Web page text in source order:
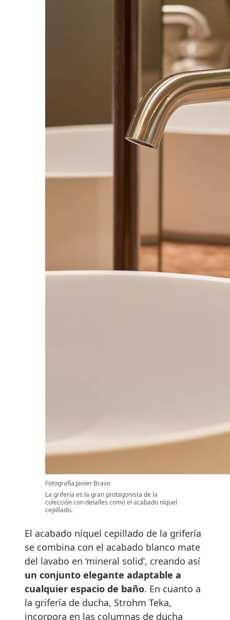
Fotografía:Javier Bravo
La grifería es la gran protagonista de la
colección con detalles como el acabado níquel
cepillado.
El acabado níquel cepillado de la grifería
se combina con el acabado blanco mate
del lavabo en ‘mineral solid’, creando así
un conjunto elegante adaptable a
cualquier espacio de baño. En cuanto a
la grifería de ducha, Strohm Teka,
incorpora en las columnas de ducha